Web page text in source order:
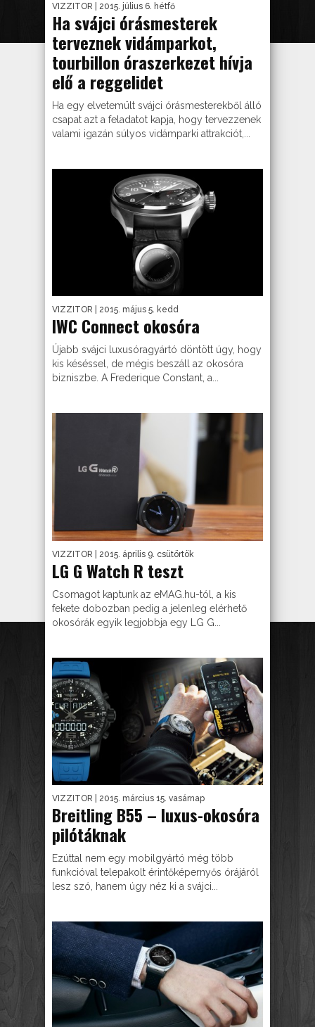
VIZZITOR | 2015. július 6. hétfő
Ha svájci órásmesterek
terveznek vidámparkot,
tourbillon óraszerkezet hívja
elő a reggelidet
Ha egy elvetemült svájci órásmesterekből álló
csapat azt a feladatot kapja, hogy tervezzenek
valami igazán súlyos vidámparki attrakciót,...
VIZZITOR | 2015. május 5. kedd
IWC Connect okosóra
Újabb svájci luxusóragyártó döntött úgy, hogy
kis késéssel, de mégis beszáll az okosóra
bizniszbe. A Frederique Constant, a...
VIZZITOR | 2015. április 9. csütörtök
LG G Watch R teszt
Csomagot kaptunk az eMAG.hu-tól, a kis
fekete dobozban pedig a jelenleg elérhető
okosórák egyik legjobbja egy LG G...
VIZZITOR | 2015. március 15. vasárnap
Breitling B55 – luxus-okosóra
pilótáknak
Ezúttal nem egy mobilgyártó még több
funkcióval telepakolt érintőképernyős órájáról
lesz szó, hanem úgy néz ki a svájci...